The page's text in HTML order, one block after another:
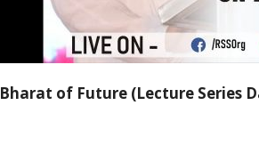
Bharat of Future (Lecture Series